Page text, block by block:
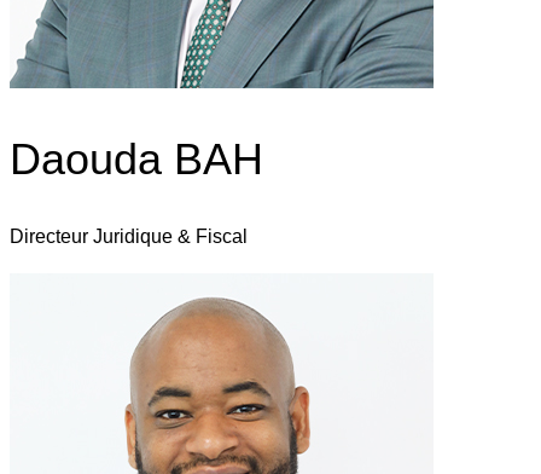
Daouda BAH
Directeur Juridique & Fiscal